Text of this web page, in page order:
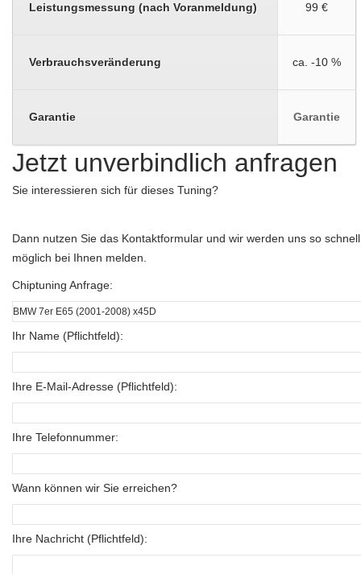
Leistungsmessung (nach Voranmeldung) 99 €
Verbrauchsveränderung ca. -10 %
Garantie Garantie
Jetzt unverbindlich anfragen
Sie interessieren sich für dieses Tuning?
Dann nutzen Sie das Kontaktformular und wir werden uns so
möglich bei Ihnen melden.
Chiptuning Anfrage:
Ihr Name (Pflichtfeld):
Ihre E-Mail-Adresse (Pflichtfeld):
Ihre Telefonnummer:
Wann können wir Sie erreichen?
Ihre Nachricht (Pflichtfeld):